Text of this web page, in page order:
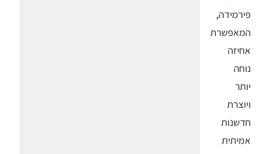
פירמידה,
המאפשרת
אחיזה
נוחה
יותר
ויוצרת
חדשנות
אמיתית